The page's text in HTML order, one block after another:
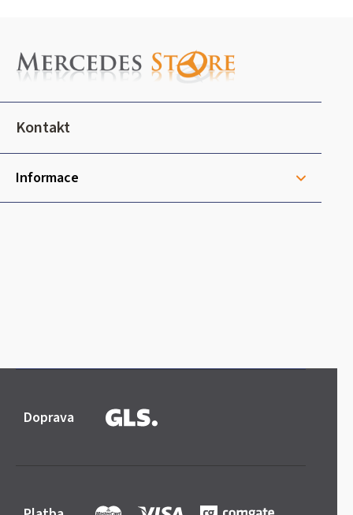
a
í
Kontakt
Informace
Doprava